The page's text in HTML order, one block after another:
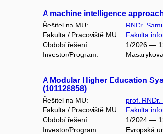
A machine intelligence
Řešitel na MU:
RNDr.
Fakulta / Pracoviště MU:
Fakulta
Období řešení:
1/2026 —
Investor/Program:
A Modular Higher Education
(101128858)
Řešitel na MU:
prof. RNDr.
Fakulta / Pracoviště MU:
Fakulta
Období řešení:
1/2024 —
Investor/Program:
Evropská